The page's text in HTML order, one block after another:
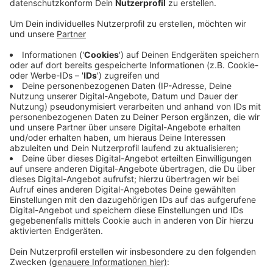
Anzeige
Beim Aufprall eines Autos gegen einen Baum waren
Montagnachmittag auf der Straße Lind drei Menschen
ums Leben gekommen. Der Fahrer, ein Kind und ein
Säugling in dem Auto erlagen noch vor Ort ihren
Verletzungen. Ein weiterer Mitfahrer wurde
schwerstverletzt und kam in eine Spezialklinik. Der
Traktorfahrer blieb unverletzt. Zum Unfallzeitpunkt
hatte es stark geregnet. Nach ersten Erkenntnissen
gehen die Ermittler davon aus, dass der Autofahrer
den Traktor überholen wollte und dabei aus
ungeklärter Ursache von der Straße abkam.